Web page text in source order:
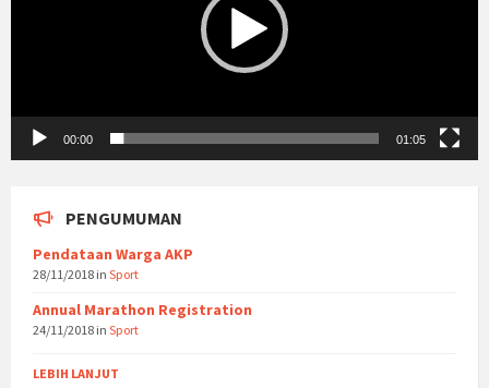
00:00 01:05
PENGUMUMAN
Pendataan Warga AKP
28/11/2018 in Sport
Annual Marathon Registration
24/11/2018 in Sport
LEBIH LANJUT